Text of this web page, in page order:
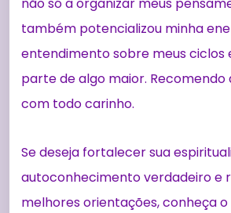
não só a organizar meus
também potencializou minha
entendimento sobre meus ciclos
parte de algo maior. Recomendo
com todo carinho.
Se deseja fortalecer sua
autoconhecimento verdadeiro e
melhores orientações, conheça o